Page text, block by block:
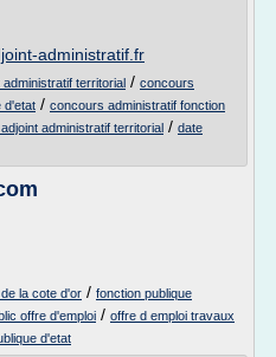
administratif.fr
territorial / concours
d'etat / concours administratif fonction
administratif territorial / date
la cote d'or / fonction publique
offre d'emploi / offre d emploi travaux
d'etat